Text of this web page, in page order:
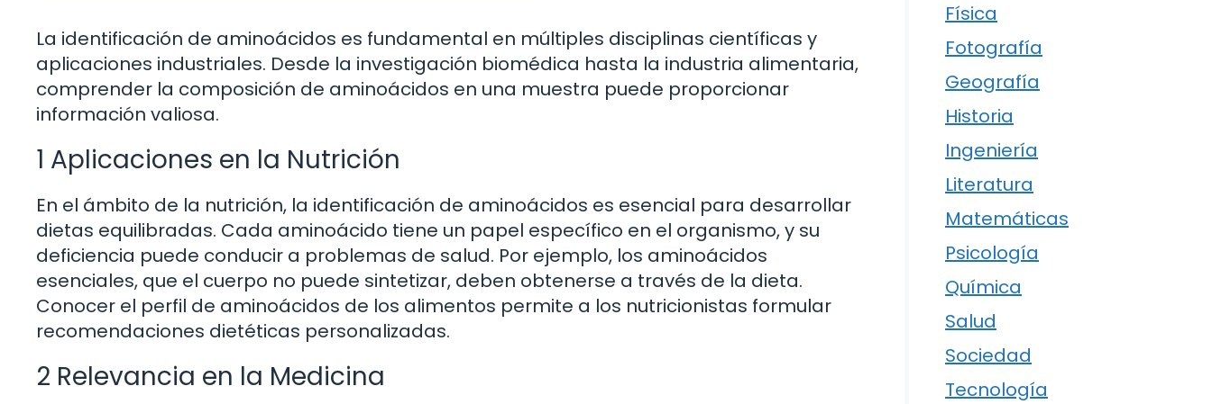
La identificación de aminoácidos es fundamental en múltiples disciplinas científicas y
aplicaciones industriales. Desde la investigación biomédica hasta la industria alimentaria,
comprender la composición de aminoácidos en una muestra puede proporcionar
información valiosa.
1 Aplicaciones en la Nutrición
En el ámbito de la nutrición, la identificación de aminoácidos es esencial para desarrollar
dietas equilibradas. Cada aminoácido tiene un papel específico en el organismo, y su
deficiencia puede conducir a problemas de salud. Por ejemplo, los aminoácidos
esenciales, que el cuerpo no puede sintetizar, deben obtenerse a través de la dieta.
Conocer el perfil de aminoácidos de los alimentos permite a los nutricionistas formular
recomendaciones dietéticas personalizadas.
2 Relevancia en la Medicina
Física
Fotografía
Geografía
Historia
Ingeniería
Literatura
Matemáticas
Psicología
Química
Salud
Sociedad
Tecnología